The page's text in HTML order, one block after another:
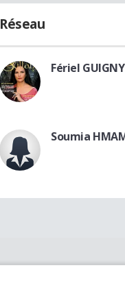
Réseau
Fériel GUIGNY
Soumia